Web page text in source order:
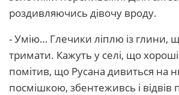
роздивляючись дівочу вроду.
- Умію… Глечики ліплю із глини,
тримати. Кажуть у селі, що
помітив, що Русана дивиться на
посмішкою, збентеживсь і відвів